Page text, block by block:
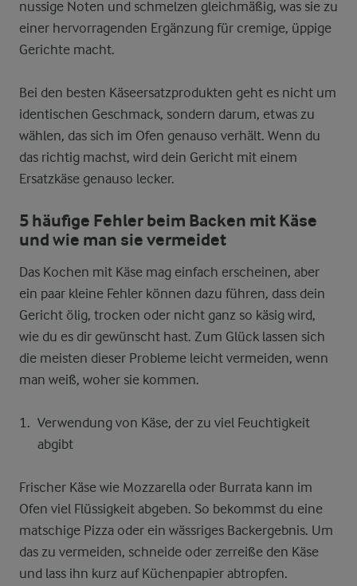
nussige Noten und schmelzen gleichmäßig, was sie zu
einer hervorragenden Ergänzung für cremige, üppige
Gerichte macht.
Bei den besten Käseersatzprodukten geht es nicht um
identischen Geschmack, sondern darum, etwas zu
wählen, das sich im Ofen genauso verhält. Wenn du
das richtig machst, wird dein Gericht mit einem
Ersatzkäse genauso lecker.
5 häufige Fehler beim Backen mit Käse
und wie man sie vermeidet
Das Kochen mit Käse mag einfach erscheinen, aber
ein paar kleine Fehler können dazu führen, dass dein
Gericht ölig, trocken oder nicht ganz so käsig wird,
wie du es dir gewünscht hast. Zum Glück lassen sich
die meisten dieser Probleme leicht vermeiden, wenn
man weiß, woher sie kommen.
Verwendung von Käse, der zu viel Feuchtigkeit
abgibt
Frischer Käse wie Mozzarella oder Burrata kann im
Ofen viel Flüssigkeit abgeben. So bekommst du eine
matschige Pizza oder ein wässriges Backergebnis. Um
das zu vermeiden, schneide oder zerreiße den Käse
und lass ihn kurz auf Küchenpapier abtropfen.